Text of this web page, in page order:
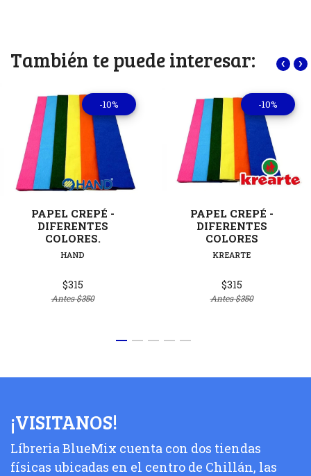
También te puede interesar:
-10%
PAPEL CREPÉ -
DIFERENTES
COLORES.
HAND
$315
Antes$350
-10%
PAPEL CREPÉ -
DIFERENTES
COLORES
KREARTE
$315
Antes$350
‹ ›
¡VISITANOS!
Líbreria BlueMix cuenta con dos tiendas
físicas ubicadas en el centro de Chillán, las